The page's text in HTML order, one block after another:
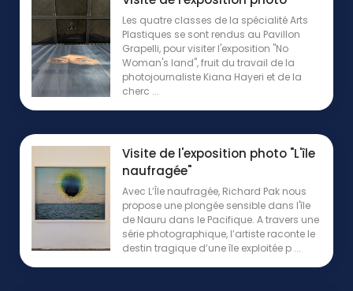
Les quatre classes de la spécialité Arts
Plastiques se sont rendus au Pavillon
Grapelli, pour visiter l'exposition "No
Woman's land", fruit du travail de la
photojournaliste Kiana Hayeri et de la
cherc ...
Visite de l'exposition photo "L'île
naufragée"
Avec L’Île naufragée, Richard Pak nous
propose une plongée sensible dans l'île
de Nauru dans le Pacifique. A travers une
série photographique, l’artiste raconte le
destin tragique d’une île exploitée p ...